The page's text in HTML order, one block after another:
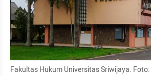
Fakultas Hukum Universitas Sriwijaya. Foto: